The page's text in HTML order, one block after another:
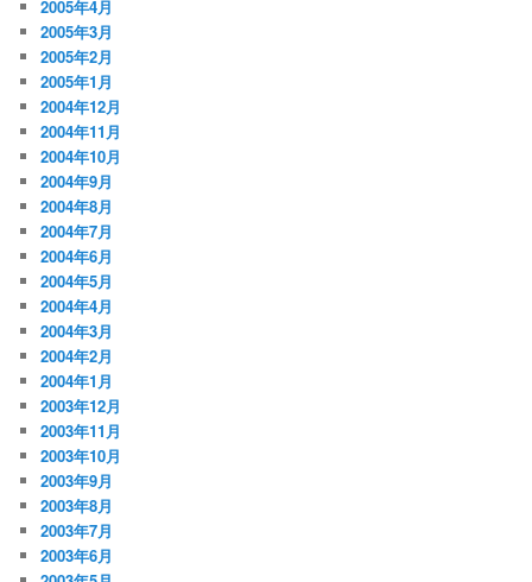
2005年4月
2005年3月
2005年2月
2005年1月
2004年12月
2004年11月
2004年10月
2004年9月
2004年8月
2004年7月
2004年6月
2004年5月
2004年4月
2004年3月
2004年2月
2004年1月
2003年12月
2003年11月
2003年10月
2003年9月
2003年8月
2003年7月
2003年6月